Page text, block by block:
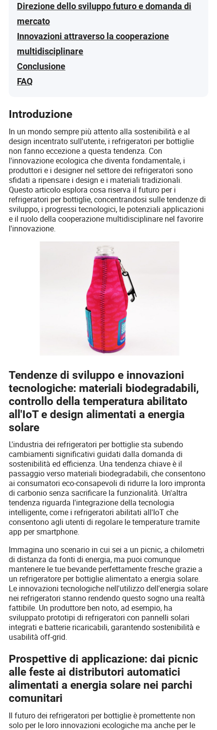
Direzione dello sviluppo futuro e domanda di
mercato
Innovazioni attraverso la cooperazione
multidisciplinare
Conclusione
FAQ
Introduzione
In un mondo sempre più attento alla sostenibilità e al
design incentrato sull'utente, i refrigeratori per bottiglie
non fanno eccezione a questa tendenza. Con
l'innovazione ecologica che diventa fondamentale, i
produttori e i designer nel settore dei refrigeratori sono
sfidati a ripensare i design e i materiali tradizionali.
Questo articolo esplora cosa riserva il futuro per i
refrigeratori per bottiglie, concentrandosi sulle tendenze di
sviluppo, i progressi tecnologici, le potenziali applicazioni
e il ruolo della cooperazione multidisciplinare nel favorire
l'innovazione.
Tendenze di sviluppo e innovazioni
tecnologiche: materiali biodegradabili,
controllo della temperatura abilitato
all'IoT e design alimentati a energia
solare
L'industria dei refrigeratori per bottiglie sta subendo
cambiamenti significativi guidati dalla domanda di
sostenibilità ed efficienza. Una tendenza chiave è il
passaggio verso materiali biodegradabili, che consentono
ai consumatori eco-consapevoli di ridurre la loro impronta
di carbonio senza sacrificare la funzionalità. Un'altra
tendenza riguarda l'integrazione della tecnologia
intelligente, come i refrigeratori abilitati all'IoT che
consentono agli utenti di regolare le temperature tramite
app per smartphone.
Immagina uno scenario in cui sei a un picnic, a chilometri
di distanza da fonti di energia, ma puoi comunque
mantenere le tue bevande perfettamente fresche grazie a
un refrigeratore per bottiglie alimentato a energia solare.
Le innovazioni tecnologiche nell'utilizzo dell'energia solare
nei refrigeratori stanno rendendo questo sogno una realtà
fattibile. Un produttore ben noto, ad esempio, ha
sviluppato prototipi di refrigeratori con pannelli solari
integrati e batterie ricaricabili, garantendo sostenibilità e
usabilità off-grid.
Prospettive di applicazione: dai picnic
alle feste ai distributori automatici
alimentati a energia solare nei parchi
comunitari
Il futuro dei refrigeratori per bottiglie è promettente non
solo per le loro innovazioni ecologiche ma anche per le